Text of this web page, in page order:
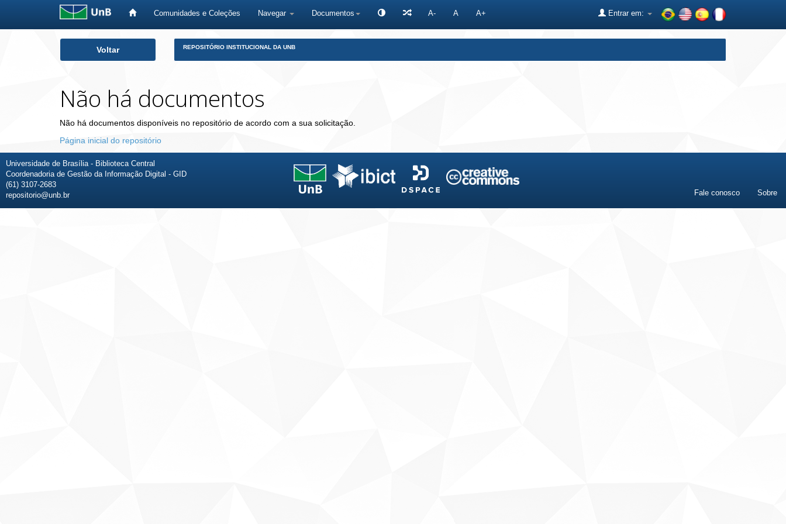
Comunidades e Coleções Navegar Documentos A- A A+ Entrar em:
Voltar REPOSITÓRIO INSTITUCIONAL DA UNB
Não há documentos
Não há documentos disponíveis no repositório de acordo com a sua solicitação.
Página inicial do repositório
Universidade de Brasília - Biblioteca Central
Coordenadoria de Gestão da Informação Digital - GID
(61) 3107-2683
repositorio@unb.br
Fale conosco Sobre